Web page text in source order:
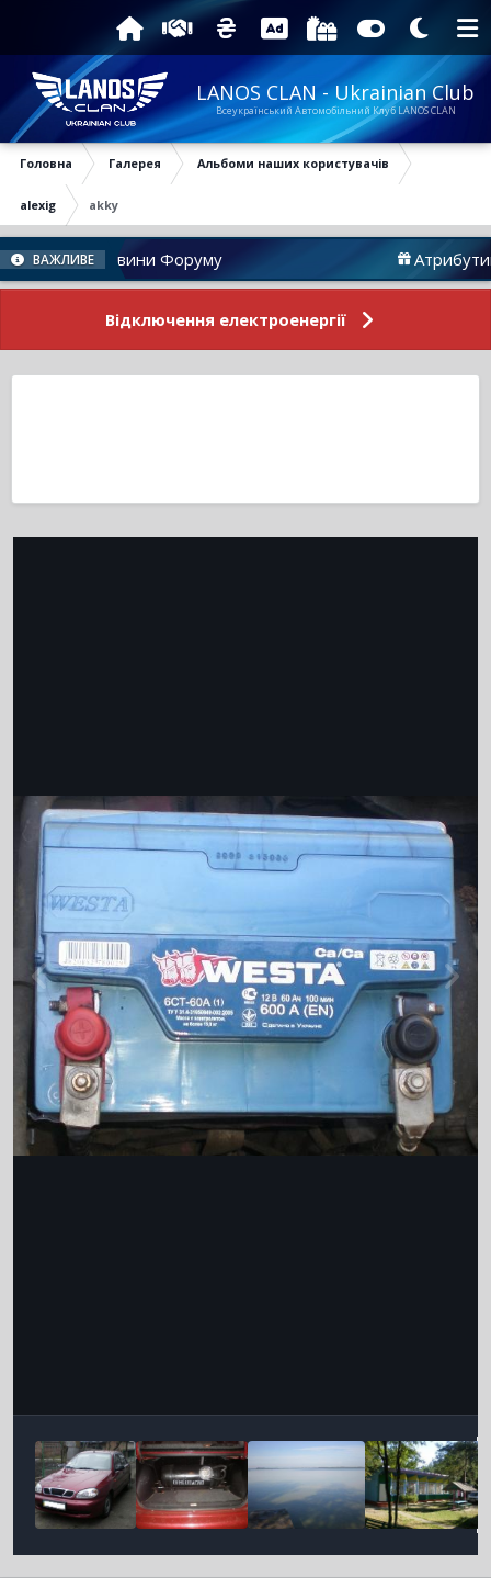
LANOS CLAN - Ukrainian Club
Всеукраїнський Автомобільний Клуб LANOS CLAN
Головна Галерея Альбоми наших користувачів
alexig akky
ВАЖЛИВЕ
Новини Форуму Атрибутика
Відключення електроенергії